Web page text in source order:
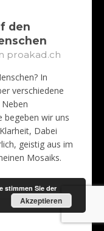
den
proakad.ch
In
verschiedene
begeben wir uns
Dabei
geistig aus im
Mosaiks.
stimmen Sie der
Akzeptieren